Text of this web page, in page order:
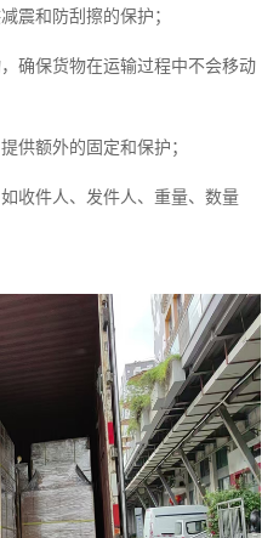
震和防刮擦的保护；
确保货物在运输过程中不会移动
供额外的固定和保护；
收件人、发件人、重量、数量